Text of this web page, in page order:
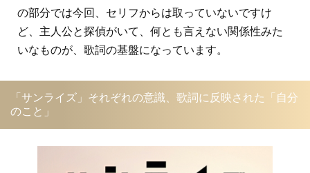
の部分では今回、セリフからは取っていないですけ
ど、主人公と探偵がいて、何とも言えない関係性みた
いなものが、歌詞の基盤になっています。
「サンライズ」それぞれの意識、歌詞に反映された「自分
のこと」